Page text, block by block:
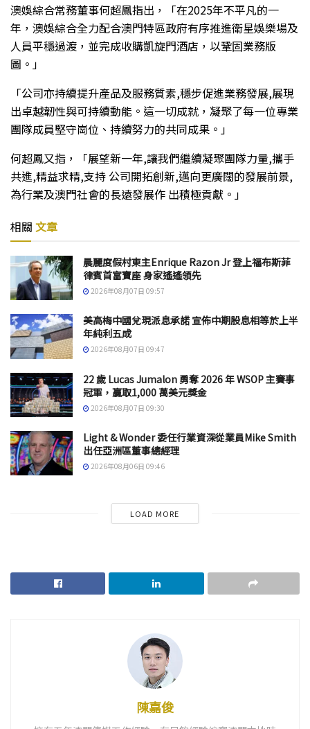
澳娛綜合常務董事何超鳳指出，「在2025年不平凡的一
年，澳娛綜合全力配合澳門特區政府有序推進衛星娛樂場及
人員平穩過渡，並完成收購凱旋門酒店，以鞏固業務版
圖。」
「公司亦持續提升產品及服務質素,穩步促進業務發展,展現
出卓越韌性與可持續動能。這一切成就，凝聚了每一位專業
團隊成員堅守崗位、持續努力的共同成果。」
何超鳳又指，「展望新一年,讓我們繼續凝聚團隊力量,攜手
共進,精益求精,支持 公司開拓創新,邁向更廣闊的發展前景,
為行業及澳門社會的長遠發展作 出積極貢獻。」
相關 文章
晨麗度假村東主Enrique Razon Jr 登上福布斯菲
律賓首富寶座 身家遙遙領先
2026年08月07日 09:57
美高梅中國兌現派息承諾 宣佈中期股息相等於上半
年純利五成
2026年08月07日 09:47
22 歲 Lucas Jumalon 勇奪 2026 年 WSOP 主賽事
冠軍，贏取1,000 萬美元獎金
2026年08月07日 09:30
Light & Wonder 委任行業資深從業員Mike Smith
出任亞洲區董事總經理
2026年08月06日 09:46
LOAD MORE
陳嘉俊